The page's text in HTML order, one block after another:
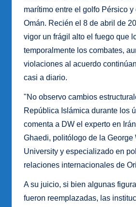
marítimo entre el golfo Pérsico y
Omán. Recién el 8 de abril de
vigor un frágil alto el fuego que
temporalmente los combates,
violaciones al acuerdo
casi a diario.
"No observo cambios
República Islámica durante los
comenta a DW el experto en
Ghaedi, politólogo de la George
University y especializado en
relaciones internacionales de
A su juicio, si bien algunas
fueron reemplazadas, las